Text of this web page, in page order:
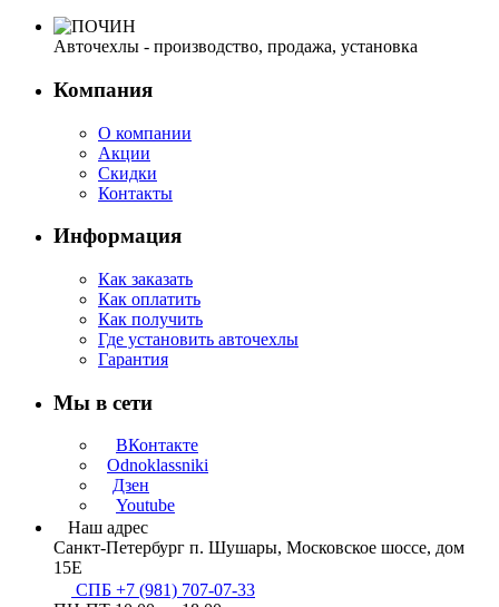
Авточехлы - производство, продажа, установка
Компания
О компании
Акции
Скидки
Контакты
Информация
Как заказать
Как оплатить
Как получить
Где установить авточехлы
Гарантия
Мы в сети
ВКонтакте
Odnoklassniki
Дзен
Youtube
Наш адрес
Санкт-Петербург п. Шушары, Московское шоссе, дом
15Е
СПБ +7 (981) 707-07-33